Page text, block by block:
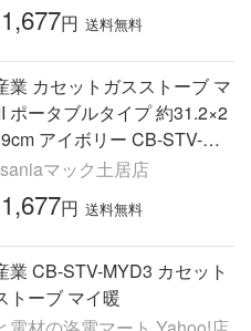
円 送料無料
業 カセットガスストーブ マ
ポータブルタイプ 約31.2×2
アイボリー CB-STV-MY
マック土居店
円 送料無料
業 CB-STV-MYD3 カセット
トーブ マイ暖